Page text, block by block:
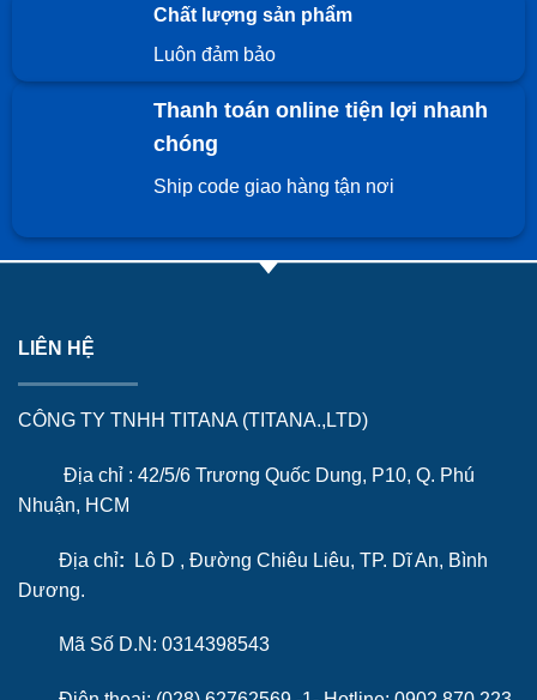
Chất lượng sản phẩm
Luôn đảm bảo
Thanh toán online tiện lợi nhanh
chóng
Ship code giao hàng tận nơi
LIÊN HỆ
CÔNG TY TNHH TITANA (TITANA.,LTD)
Địa chỉ : 42/5/6 Trương Quốc Dung, P10, Q. Phú
Nhuận, HCM
Địa chỉ:
Lô D , Đường Chiêu Liêu, TP. Dĩ An, Bình
Dương.
Mã Số D.N: 0314398543